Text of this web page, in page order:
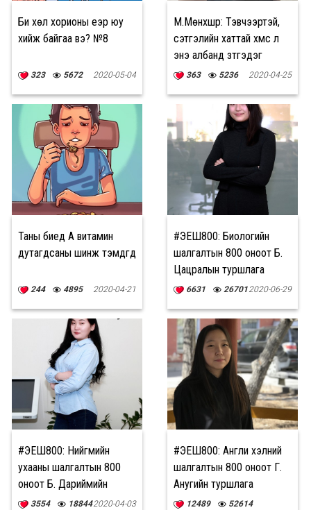
Би хөл хорионы үеэр юу
хийж байгаа вэ? №8
323 5672 2020-05-04
М.Мөнхшүр: Тэвчээртэй,
сэтгэлийн хаттай хүмүүс л
энэ албанд зүтгэдэг
363 5236 2020-04-25
Таны биед А витамин
дутагдсаны шинж тэмдгүүд
244 4895 2020-04-21
#ЭЕШ800: Биологийн
шалгалтын 800 оноот Б.
Цацралын туршлага
6631 267012020-06-29
#ЭЕШ800: Нийгмийн
ухааны шалгалтын 800
оноот Б. Дариймийн
туршлага
3554 188442020-04-03
#ЭЕШ800: Англи хэлний
шалгалтын 800 оноот Г.
Анугийн туршлага
12489
52614